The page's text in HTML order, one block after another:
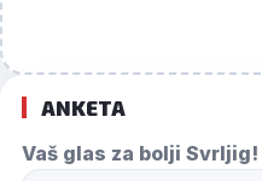
ANKETA
Vaš glas za bolji Svrljig!